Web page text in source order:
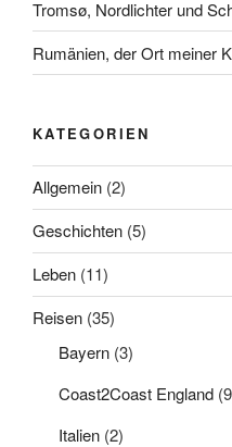
Tromsø, Nordlichter und
Rumänien, der Ort meiner
KATEGORIEN
Allgemein (2)
Geschichten (5)
Leben (11)
Reisen (35)
Bayern (3)
Coast2Coast England
Italien (2)